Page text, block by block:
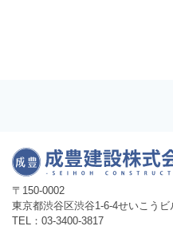
〒150-0002
東京都渋谷区渋谷1-6-4せいこうビ
TEL：03-3400-3817